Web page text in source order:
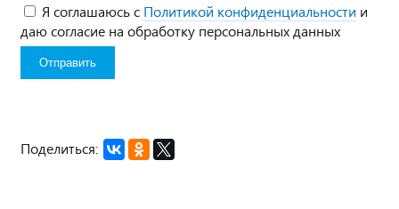
Я соглашаюсь с Политикой конфиденциальности и
даю согласие на обработку персональных данных
Поделиться: